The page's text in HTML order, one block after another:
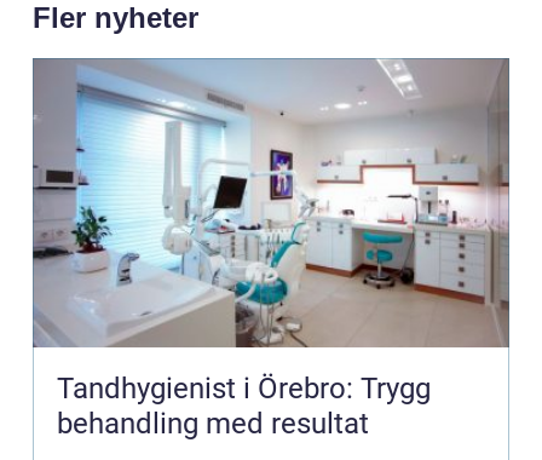
Fler nyheter
Tandhygienist i Örebro: Trygg
behandling med resultat